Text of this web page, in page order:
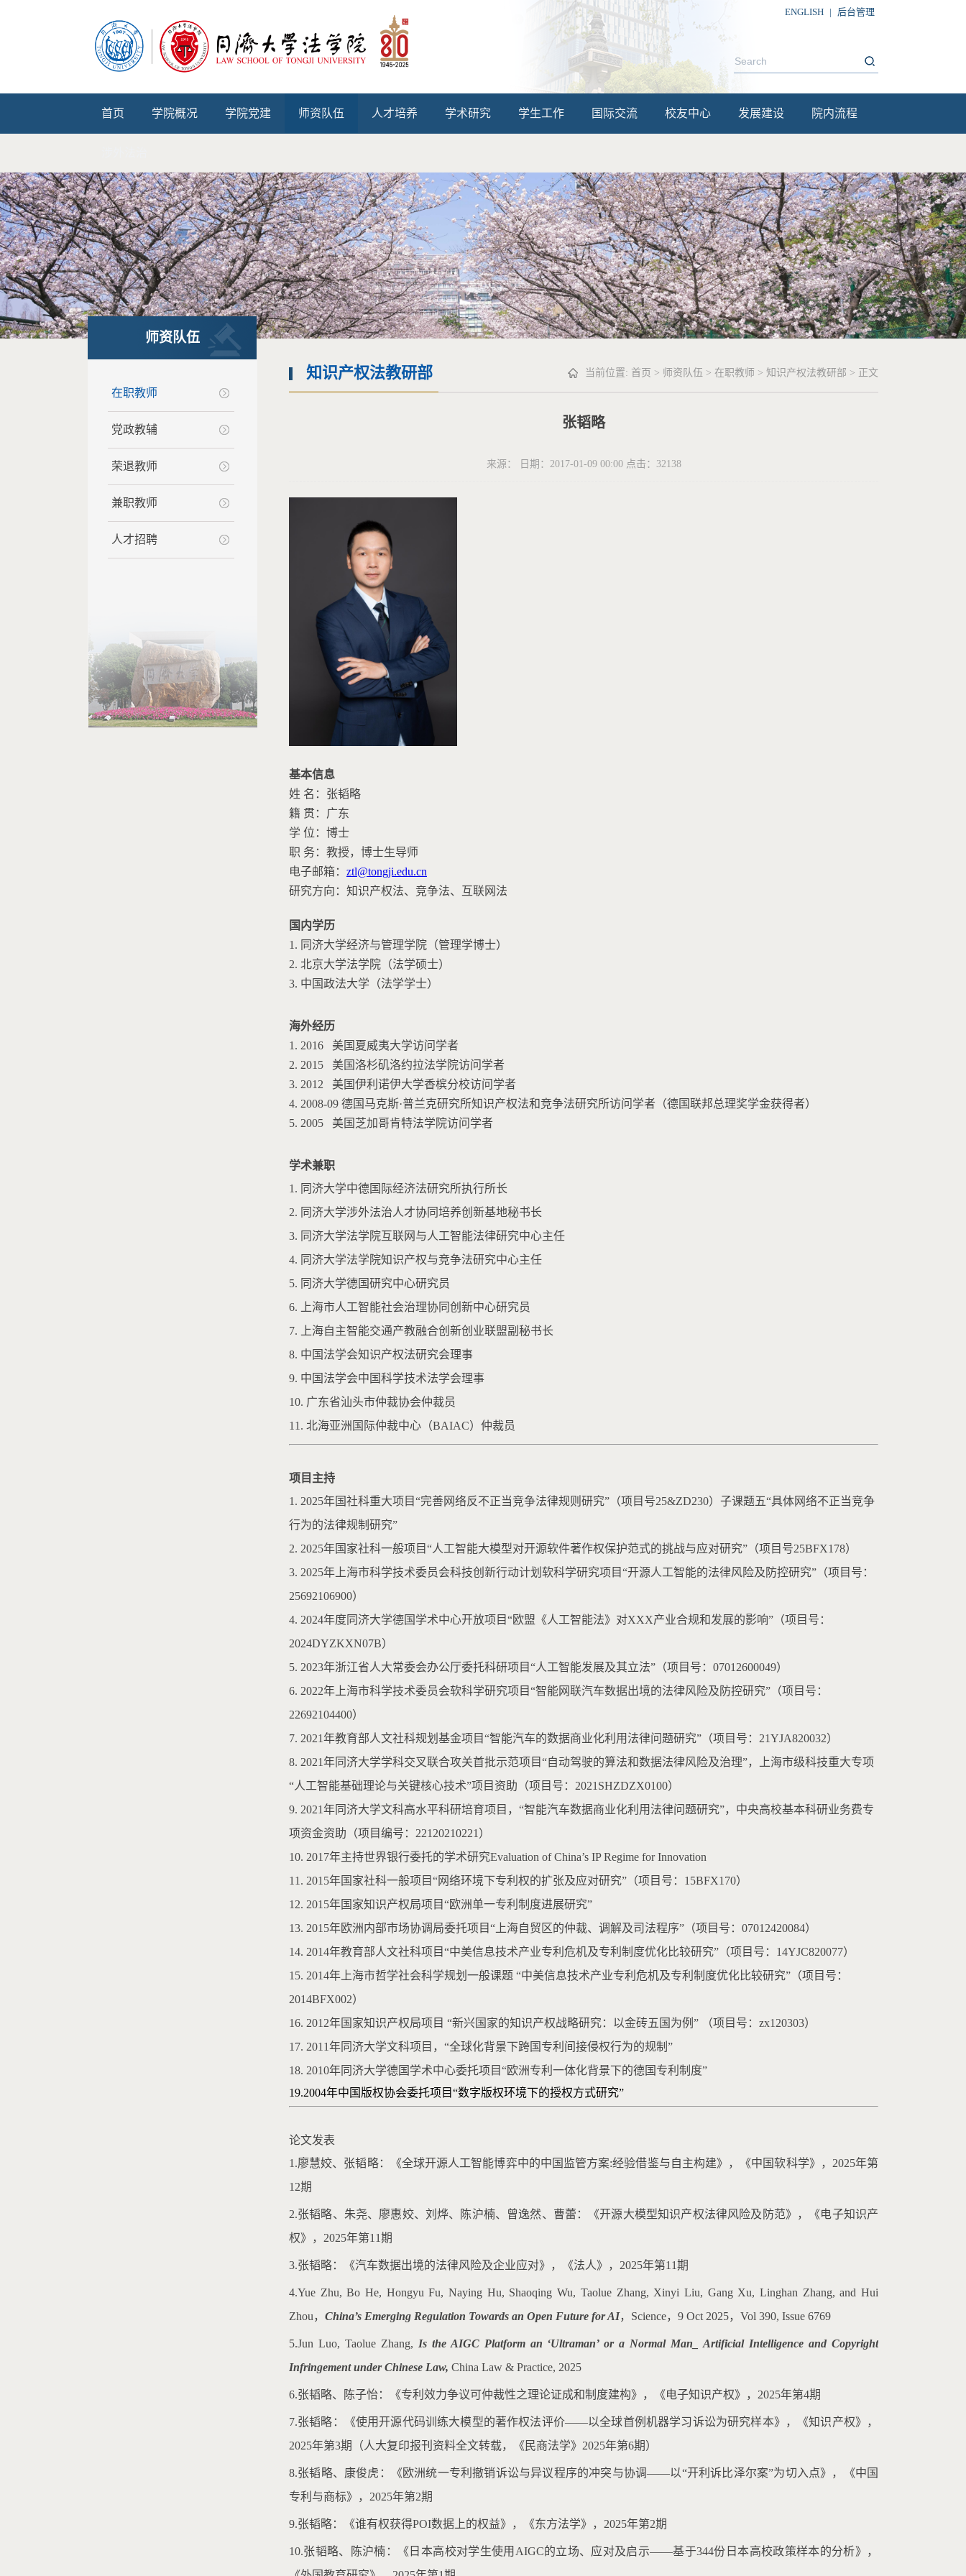
ENGLISH | 后台管理
首页 学院概况 学院党建 师资队伍 人才培养 学术研究 学生工作 国际交流 校友中心 发展建设 院内流程
师资队伍
在职教师
党政教辅
荣退教师
兼职教师
人才招聘
当前位置: 首页 > 师资队伍 > 在职教师 > 知识产权法教研部 > 正文
知识产权法教研部
张韬略
来源： 日期：2017-01-09 00:00 点击： 32138
基本信息
姓 名：张韬略
籍 贯：广东
学 位：博士
职 务：教授，博士生导师
电子邮箱： ztl@tongji.edu.cn
研究方向：知识产权法、竞争法、互联网法
国内学历
1. 同济大学经济与管理学院（管理学博士）
2. 北京大学法学院（法学硕士）
3. 中国政法大学（法学学士）
海外经历
1. 2016 美国夏威夷大学访问学者
2. 2015 美国洛杉矶洛约拉法学院访问学者
3. 2012 美国伊利诺伊大学香槟分校访问学者
4. 2008-09 德国马克斯·普兰克研究所知识产权法和竞争法研究所访问学者（德国联邦总理奖学金获得者）
5. 2005 美国芝加哥肯特法学院访问学者
学术兼职
1. 同济大学中德国际经济法研究所执行所长
2. 同济大学涉外法治人才协同培养创新基地秘书长
3. 同济大学法学院互联网与人工智能法律研究中心主任
4. 同济大学法学院知识产权与竞争法研究中心主任
5. 同济大学德国研究中心研究员
6. 上海市人工智能社会治理协同创新中心研究员
7. 上海自主智能交通产教融合创新创业联盟副秘书长
8. 中国法学会知识产权法研究会理事
9. 中国法学会中国科学技术法学会理事
10. 广东省汕头市仲裁协会仲裁员
11. 北海亚洲国际仲裁中心（BAIAC）仲裁员
项目主持
1. 2025年国社科重大项目“完善网络反不正当竞争法律规则研究”（项目号25&ZD230）子课题五“具体网络不正当竞争
行为的法律规制研究”
2. 2025年国家社科一般项目“人工智能大模型对开源软件著作权保护范式的挑战与应对研究”（项目号25BFX178）
3. 2025年上海市科学技术委员会科技创新行动计划软科学研究项目“开源人工智能的法律风险及防控研究”（项目号：
25692106900）
4. 2024年度同济大学德国学术中心开放项目“欧盟《人工智能法》对XXX产业合规和发展的影响”（项目号：
2024DYZKXN07B）
5. 2023年浙江省人大常委会办公厅委托科研项目“人工智能发展及其立法”（项目号：07012600049）
6. 2022年上海市科学技术委员会软科学研究项目“智能网联汽车数据出境的法律风险及防控研究”（项目号：
22692104400）
7. 2021年教育部人文社科规划基金项目“智能汽车的数据商业化利用法律问题研究”（项目号：21YJA820032）
8. 2021年同济大学学科交叉联合攻关首批示范项目“自动驾驶的算法和数据法律风险及治理”，上海市级科技重大专项
“人工智能基础理论与关键核心技术”项目资助（项目号：2021SHZDZX0100）
9. 2021年同济大学文科高水平科研培育项目，“智能汽车数据商业化利用法律问题研究”，中央高校基本科研业务费专
项资金资助（项目编号：22120210221）
10. 2017年主持世界银行委托的学术研究Evaluation of China’s IP Regime for Innovation
11. 2015年国家社科一般项目“网络环境下专利权的扩张及应对研究”（项目号：15BFX170）
12. 2015年国家知识产权局项目“欧洲单一专利制度进展研究”
13. 2015年欧洲内部市场协调局委托项目“上海自贸区的仲裁、调解及司法程序”（项目号：07012420084）
14. 2014年教育部人文社科项目“中美信息技术产业专利危机及专利制度优化比较研究”（项目号：14YJC820077）
15. 2014年上海市哲学社会科学规划一般课题 “中美信息技术产业专利危机及专利制度优化比较研究”（项目号：
2014BFX002）
16. 2012年国家知识产权局项目 “新兴国家的知识产权战略研究：以金砖五国为例” （项目号：zx120303）
17. 2011年同济大学文科项目，“全球化背景下跨国专利间接侵权行为的规制”
18. 2010年同济大学德国学术中心委托项目“欧洲专利一体化背景下的德国专利制度”
19.2004年中国版权协会委托项目“数字版权环境下的授权方式研究”
论文发表
1.廖慧姣、张韬略：《全球开源人工智能博弈中的中国监管方案:经验借鉴与自主构建》，《中国软科学》，2025年第
12期
2.张韬略、朱尧、廖惠姣、刘烨、陈沪楠、曾逸然、曹蕾：《开源大模型知识产权法律风险及防范》，《电子知识产
权》，2025年第11期
3.张韬略：《汽车数据出境的法律风险及企业应对》，《法人》，2025年第11期
4.Yue Zhu, Bo He, Hongyu Fu, Naying Hu, Shaoqing Wu, Taolue Zhang, Xinyi Liu, Gang Xu, Linghan Zhang, and Hui
Zhou， China’s Emerging Regulation Towards an Open Future for AI，Science，9 Oct 2025，Vol 390, Issue 6769
5.Jun Luo, Taolue Zhang, Is the AIGC Platform an ‘Ultraman’ or a Normal Man_ Artificial Intelligence and Copyright
Infringement under Chinese Law, China Law & Practice, 2025
6.张韬略、陈子怡：《专利效力争议可仲裁性之理论证成和制度建构》，《电子知识产权》，2025年第4期
7.张韬略：《使用开源代码训练大模型的著作权法评价——以全球首例机器学习诉讼为研究样本》，《知识产权》，
2025年第3期（人大复印报刊资料全文转载，《民商法学》2025年第6期）
8.张韬略、康俊虎：《欧洲统一专利撤销诉讼与异议程序的冲突与协调——以“开利诉比泽尔案”为切入点》，《中国
专利与商标》，2025年第2期
9.张韬略：《谁有权获得POI数据上的权益》，《东方法学》，2025年第2期
10.张韬略、陈沪楠：《日本高校对学生使用AIGC的立场、应对及启示——基于344份日本高校政策样本的分析》，